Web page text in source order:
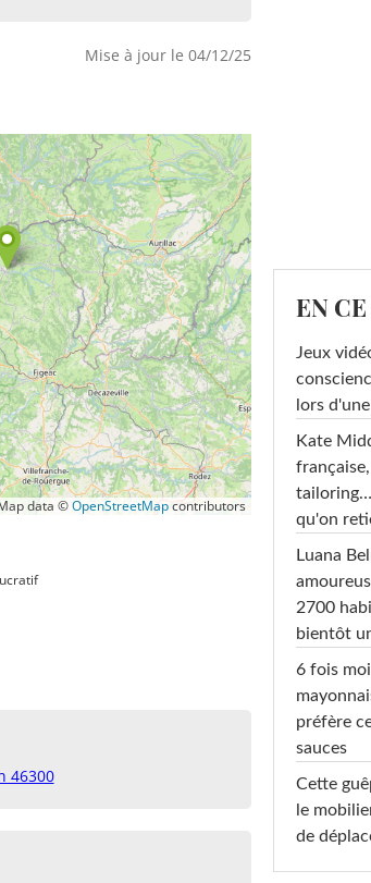
Mise à jour le 04/12/25
data ©OpenStreetMapcontributors
46300
EN
Jeux
lors
Kate
tailoring…
qu'on
Luana
2700
bientôt
6 fois
préfère
sauces
Cette
le
de